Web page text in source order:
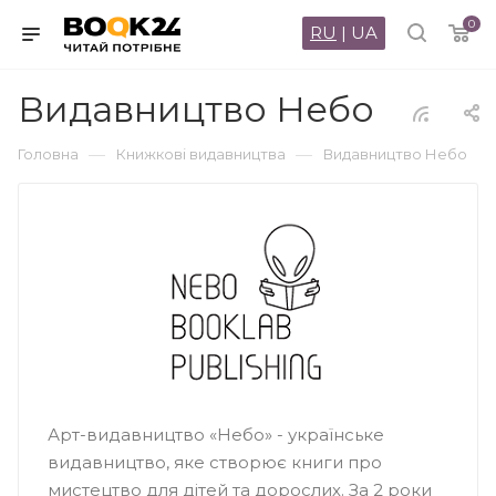
0
RU | UA
Видавництво Небо
Головна — Книжкові видавництва — Видавництво Небо
Арт-видавництво «Небо» - українське
видавництво, яке створює книги про
мистецтво для дітей та дорослих. За 2 роки